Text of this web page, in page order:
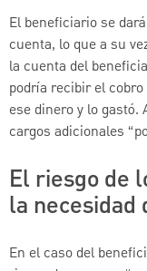
El beneficiario se
cuenta, lo que a su
la cuenta del
podría recibir el
ese dinero y lo gastó.
cargos adicionales
El riesgo de
la necesidad
En el caso del